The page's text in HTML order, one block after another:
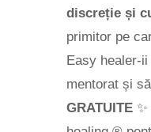
discreție și
primitor pe
Easy healer-
mentorat și
GRATUITE